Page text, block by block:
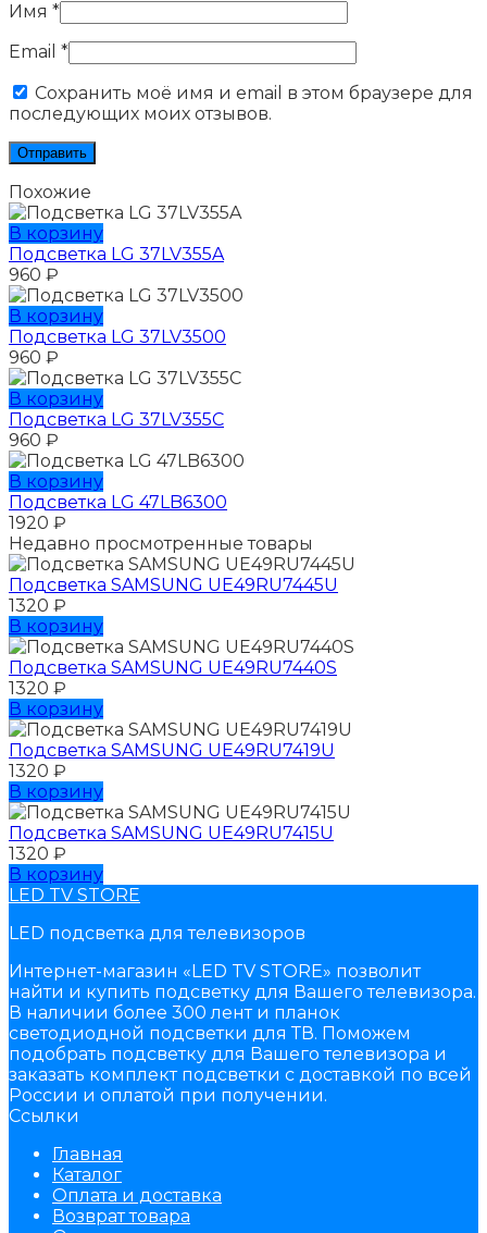
Имя *
Email *
Сохранить моё имя и email в этом браузере для
последующих моих отзывов.
Похожие
В корзину
Подсветка LG 37LV355A
960 ₽
В корзину
Подсветка LG 37LV3500
960 ₽
В корзину
Подсветка LG 37LV355C
960 ₽
В корзину
Подсветка LG 47LB6300
1920 ₽
Недавно просмотренные товары
Подсветка SAMSUNG UЕ49RU7445U
1320 ₽
В корзину
Подсветка SAMSUNG UЕ49RU7440S
1320 ₽
В корзину
Подсветка SAMSUNG UЕ49RU7419U
1320 ₽
В корзину
Подсветка SAMSUNG UЕ49RU7415U
1320 ₽
В корзину
LED TV STORE
LED подсветка для телевизоров
Интернет-магазин «LED TV STORE» позволит
найти и купить подсветку для Вашего телевизора.
В наличии более 300 лент и планок
светодиодной подсветки для ТВ. Поможем
подобрать подсветку для Вашего телевизора и
заказать комплект подсветки с доставкой по всей
России и оплатой при получении.
Ссылки
Главная
Каталог
Оплата и доставка
Возврат товара